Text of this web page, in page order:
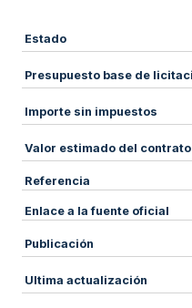
Estado
Presupuesto base de
Importe sin impuestos
Valor estimado del contrato
Referencia
Enlace a la fuente oficial
Publicación
Ultima actualización